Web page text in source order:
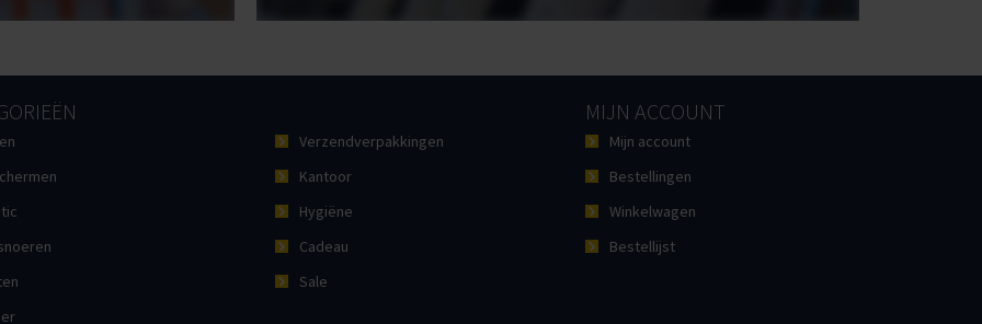
Verzendverpakkingen
Kantoor
Hygiëne
Cadeau
Sale
MIJN ACCOUNT
Mijn account
Bestellingen
Winkelwagen
Bestellijst